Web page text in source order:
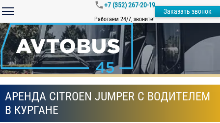
+7 (352) 267-20-19
Работаем 24/7, звоните!
Заказать звонок
АРЕНДА CITROEN JUMPER С ВОДИТЕЛЕМ
В КУРГАНЕ